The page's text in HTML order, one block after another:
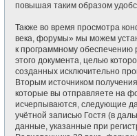
повышая таким образом
Также во время просмотра
века, форумы» мы можем
к программному обеспечению
этого документа, целью
созданных исключительно
Вторым источником
которые вы отправляете на
исчерпываются, следующие
учётной записью Гостя (в
данные, указанные при